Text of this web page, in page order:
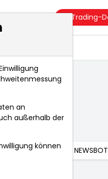
Trading-
NEWSBOT
an
außerhalb der
können